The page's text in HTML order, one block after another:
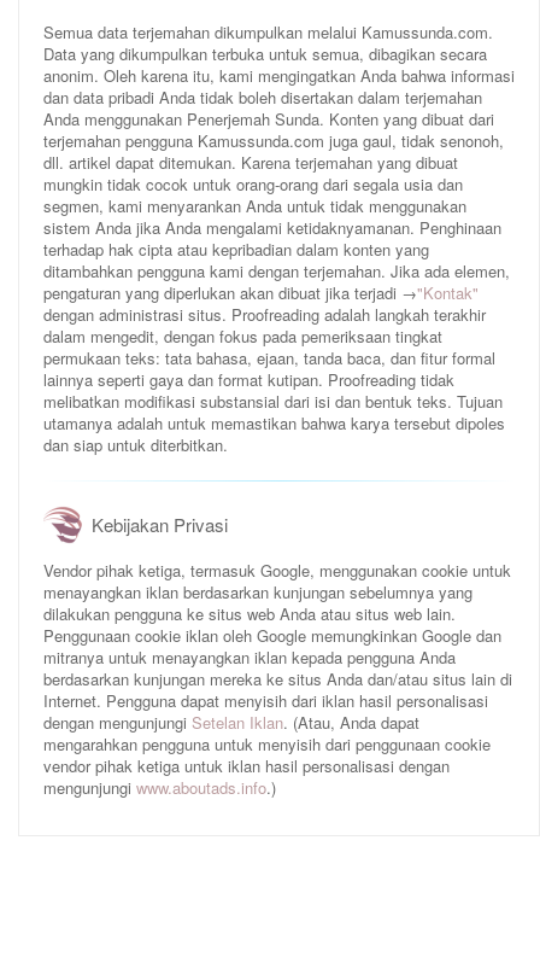
Semua data terjemahan dikumpulkan melalui Kamussunda.com.
Data yang dikumpulkan terbuka untuk semua, dibagikan secara
anonim. Oleh karena itu, kami mengingatkan Anda bahwa informasi
dan data pribadi Anda tidak boleh disertakan dalam terjemahan
Anda menggunakan Penerjemah Sunda. Konten yang dibuat dari
terjemahan pengguna Kamussunda.com juga gaul, tidak senonoh,
dll. artikel dapat ditemukan. Karena terjemahan yang dibuat
mungkin tidak cocok untuk orang-orang dari segala usia dan
segmen, kami menyarankan Anda untuk tidak menggunakan
sistem Anda jika Anda mengalami ketidaknyamanan. Penghinaan
terhadap hak cipta atau kepribadian dalam konten yang
ditambahkan pengguna kami dengan terjemahan. Jika ada elemen,
pengaturan yang diperlukan akan dibuat jika terjadi →"Kontak"
dengan administrasi situs. Proofreading adalah langkah terakhir
dalam mengedit, dengan fokus pada pemeriksaan tingkat
permukaan teks: tata bahasa, ejaan, tanda baca, dan fitur formal
lainnya seperti gaya dan format kutipan. Proofreading tidak
melibatkan modifikasi substansial dari isi dan bentuk teks. Tujuan
utamanya adalah untuk memastikan bahwa karya tersebut dipoles
dan siap untuk diterbitkan.
Kebijakan Privasi
Vendor pihak ketiga, termasuk Google, menggunakan cookie untuk
menayangkan iklan berdasarkan kunjungan sebelumnya yang
dilakukan pengguna ke situs web Anda atau situs web lain.
Penggunaan cookie iklan oleh Google memungkinkan Google dan
mitranya untuk menayangkan iklan kepada pengguna Anda
berdasarkan kunjungan mereka ke situs Anda dan/atau situs lain di
Internet. Pengguna dapat menyisih dari iklan hasil personalisasi
dengan mengunjungi Setelan Iklan. (Atau, Anda dapat
mengarahkan pengguna untuk menyisih dari penggunaan cookie
vendor pihak ketiga untuk iklan hasil personalisasi dengan
mengunjungi www.aboutads.info.)